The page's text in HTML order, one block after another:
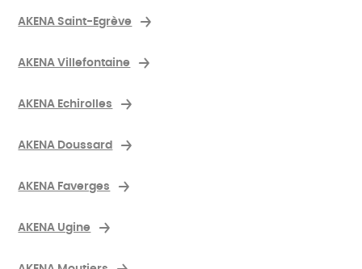
AKENA Saint-Egrève
AKENA Villefontaine
AKENA Echirolles
AKENA Doussard
AKENA Faverges
AKENA Ugine